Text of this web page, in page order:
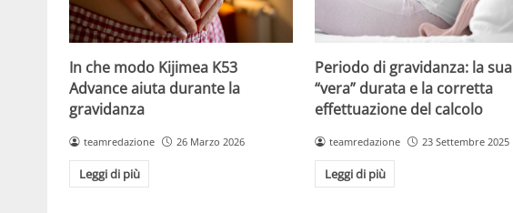
In che modo Kijimea K53
Advance aiuta durante la
gravidanza
teamredazione 26 Marzo 2026
Leggi di più
Periodo di gravidanza: la sua
“vera” durata e la corretta
effettuazione del calcolo
teamredazione 23 Settembre 2025
Leggi di più